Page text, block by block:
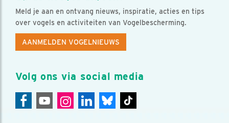
Meld je aan en ontvang nieuws, inspiratie, acties en tips
over vogels en activiteiten van Vogelbescherming.
AANMELDEN VOGELNIEUWS
Volg ons via social media